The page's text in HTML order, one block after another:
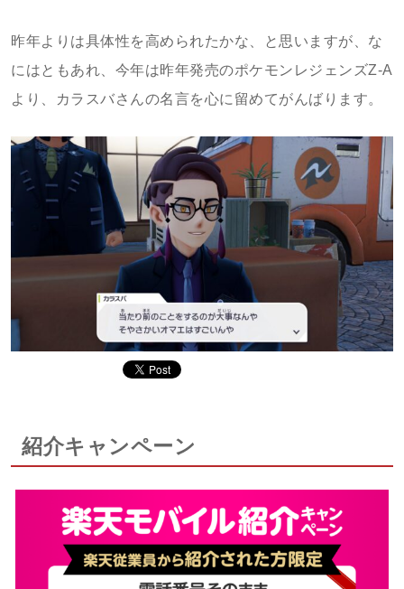
昨年よりは具体性を高められたかな、と思いますが、な
にはともあれ、今年は昨年発売のポケモンレジェンズZ-A
より、カラスバさんの名言を心に留めてがんばります。
紹介キャンペーン